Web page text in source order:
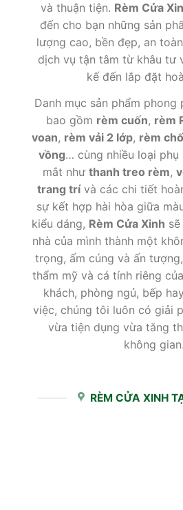
và thuận tiện. Rèm Cửa
đến cho bạn những sản
lượng cao, bền đẹp, an
dịch vụ tận tâm từ khâu tư
kế đến lắp đặt
Danh mục sản phẩm phong
bao gồm rèm cuốn, rèm
voan, rèm vải 2 lớp, rèm
vồng… cùng nhiều loại
mắt như thanh treo rèm,
trang trívà các chi tiết
sự kết hợp hài hòa giữa
kiểu dáng, Rèm Cửa Xinh
nhà của mình thành một
trọng, ấm cúng và ấn
thẩm mỹ và cá tính riêng
khách, phòng ngủ, bếp
việc, chúng tôi luôn có giải
vừa tiện dụng vừa tăng
không gian.
RÈM CỬA XINH